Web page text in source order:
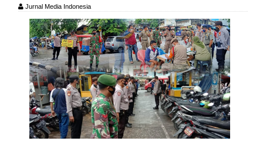
Jurnal Media Indonesia